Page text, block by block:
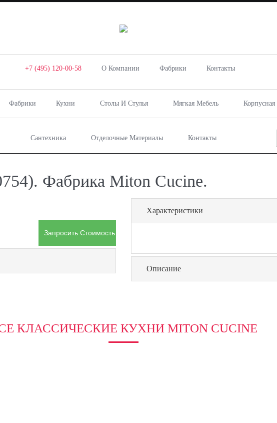
+7 (495) 120-00-58 О Компании Фабрики Контакты
Фабрики Кухни Столы И Стулья Мягкая Мебель
Сантехника Отделочные Материалы Контакты
Фабрика Miton Cucine.
Запросить Стоимость Товара
Характеристики
Описание
КЛАССИЧЕСКИЕ КУХНИ MITON CUCINE